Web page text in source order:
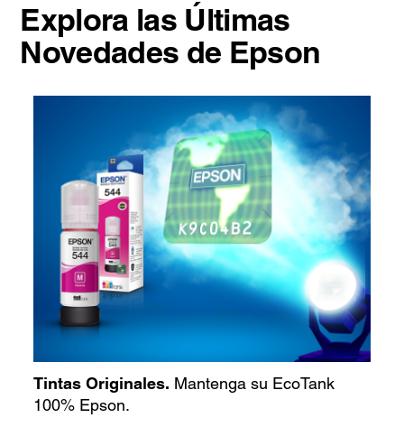
Explora las Últimas
Novedades de Epson
Tintas Originales. Mantenga su EcoTank
100% Epson.